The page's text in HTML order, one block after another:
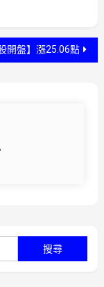
開盤】漲25.06點
尋